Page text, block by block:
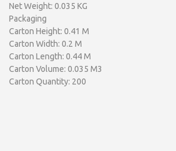
Net Weight: 0.035 KG
Packaging
Carton Height: 0.41 M
Carton Width: 0.2 M
Carton Length: 0.44 M
Carton Volume: 0.035 M3
Carton Quantity: 200